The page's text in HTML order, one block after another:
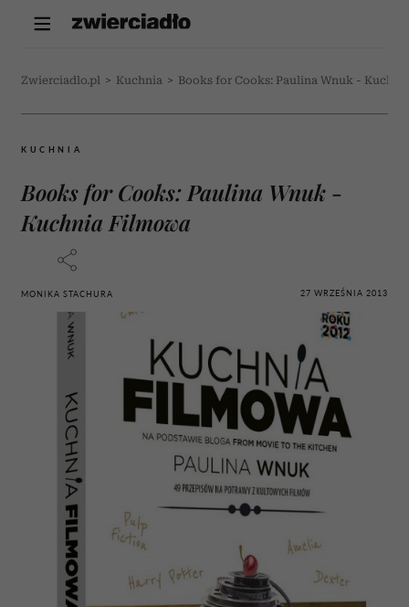
Zwierciadlo.pl > Kuchnia > Books for Cooks: Paulina Wnuk -
KUCHNIA
Books for Cooks: Paulina Wnuk -
Kuchnia Filmowa
MONIKA STACHURA 27 WRZEŚNIA 2013